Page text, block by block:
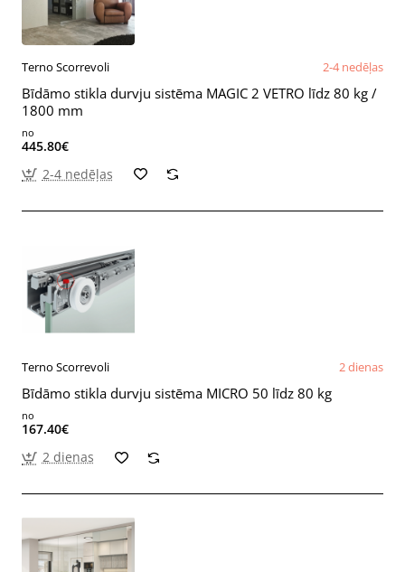
Terno Scorrevoli 2-4 nedēļas
Bīdāmo stikla durvju sistēma MAGIC 2 VETRO līdz 80 kg /
1800 mm
no
445.80€
2-4 nedēļas
Terno Scorrevoli 2 dienas
Bīdāmo stikla durvju sistēma MICRO 50 līdz 80 kg
no
167.40€
2 dienas